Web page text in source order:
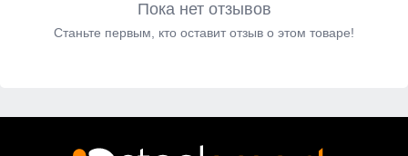
Пока нет отзывов
Станьте первым, кто оставит отзыв о этом товаре!